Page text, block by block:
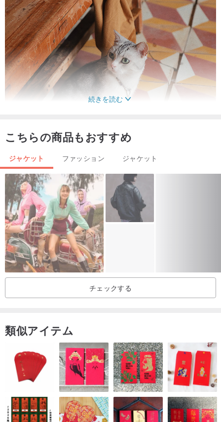
真実は常に最もシンプルでシンプルです
直立した人のように
追加は不要です
続きを読む
こちらの商品もおすすめ
ジャケット ファッション ジャケット
チェックする
類似アイテム